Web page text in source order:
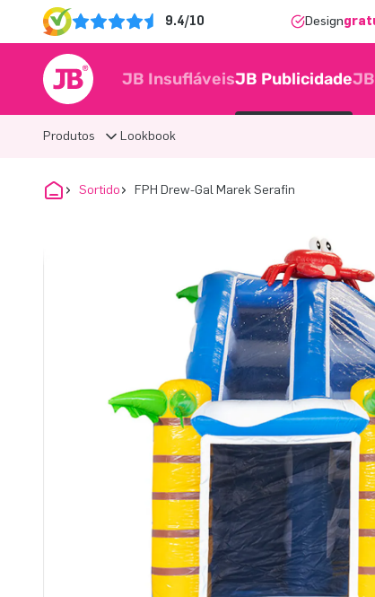
9.4/10 Design
JB InsufláveisJB Publicidade
Produtos Lookbook
Sortido FPH Drew-Gal Marek Serafin